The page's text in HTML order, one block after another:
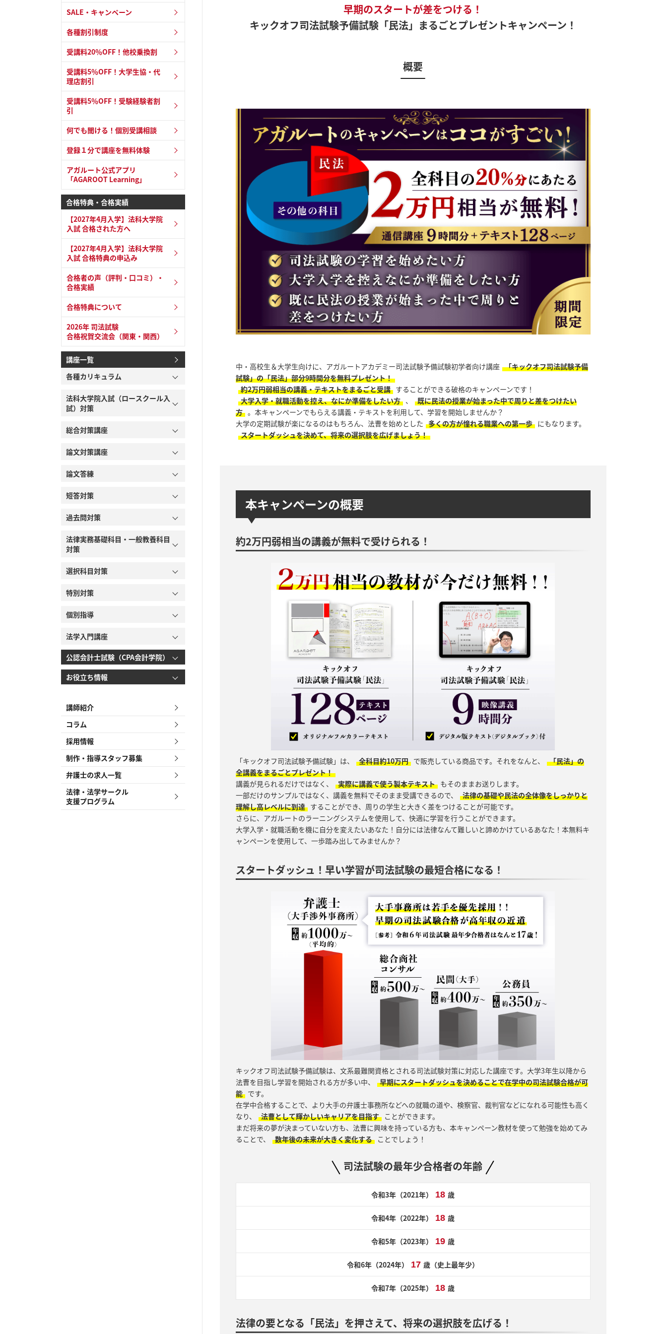
早期のスタートが差をつける！
キックオフ司法試験予備試験「民法」まるごとプレゼントキャンペーン！
概要
中・高校生＆大学生向けに、アガルートアカデミー司法試験予備試験初学者向け講座 「キックオフ司法試験予備
試験」の「民法」部分9時間分を無料プレゼント！
約2万円弱相当の講義・テキストをまるごと受講 することができる破格のキャンペーンです！
大学入学・就職活動を控え、なにか準備をしたい方 、
既に民法の授業が始まった中で周りと差をつけたい
方 。本キャンペーンでもらえる講義・テキストを利用して、学習を開始しませんか？
大学の定期試験が楽になるのはもちろん、法曹を始めとした 多くの方が憧れる職業への第一歩 にもなります。
スタートダッシュを決めて、将来の選択肢を広げましょう！
本キャンペーンの概要
約2万円弱相当の講義が無料で受けられる！
「キックオフ司法試験予備試験」は、 全科目約10万円 で販売している商品です。それをなんと、
「民法」の
全講義をまるごとプレゼント！
講義が見られるだけではなく、
実際に講義で使う製本テキスト もそのままお送りします。
一部だけのサンプルではなく、講義を無料でそのまま受講できるので、
法律の基礎や民法の全体像をしっかりと
理解し高レベルに到達 することができ、周りの学生と大きく差をつけることが可能です。
さらに、アガルートのラーニングシステムを使用して、快適に学習を行うことができます。
大学入学・就職活動を機に自分を変えたいあなた！自分には法律なんて難しいと諦めかけているあなた！本無料キ
ャンペーンを使用して、一歩踏み出してみませんか？
スタートダッシュ！早い学習が司法試験の最短合格になる！
キックオフ司法試験予備試験は、文系最難関資格とされる司法試験対策に対応した講座です。大学3年生以降から
法曹を目指し学習を開始される方が多い中、
早期にスタートダッシュを決めることで在学中の司法試験合格が可
能 です。
在学中合格することで、より大手の弁護士事務所などへの就職の道や、検察官、裁判官などになれる可能性も高く
なり、
法曹として輝かしいキャリアを目指す
ことができます。
まだ将来の夢が決まっていない方も、法曹に興味を持っている方も、本キャンペーン教材を使って勉強を始めてみ
ることで、
数年後の未来が大きく変化する ことでしょう！
司法試験の最年少合格者の年齢
令和3年（2021年） 18 歳
令和4年（2022年） 18 歳
令和5年（2023年） 19 歳
令和6年（2024年） 17 歳（史上最年少）
令和7年（2025年） 18 歳
法律の要となる「民法」を押さえて、将来の選択肢を広げる！
SALE・キャンペーン
各種割引制度
受講料20％OFF！他校乗換割
受講料5％OFF！大学生協・代
理店割引
受講料5％OFF！受験経験者割
引
何でも聞ける！個別受講相談
登録１分で講座を無料体験
アガルート公式アプリ
「AGAROOT Learning」
合格特典・合格実績
【2027年4月入学】法科大学院
入試 合格された方へ
【2027年4月入学】法科大学院
入試 合格特典の申込み
合格者の声（評判・口コミ）・
合格実績
合格特典について
2026年 司法試験
合格祝賀交流会（関東・関西）
講座一覧
各種カリキュラム
法科大学院入試（ロースクール入
試）対策
総合対策講座
論文対策講座
論文答練
短答対策
過去問対策
法律実務基礎科目・一般教養科目
対策
選択科目対策
特別対策
個別指導
法学入門講座
公認会計士試験（CPA会計学院）
お役立ち情報
講師紹介
コラム
採用情報
制作・指導スタッフ募集
弁護士の求人一覧
法律・法学サークル
支援プログラム